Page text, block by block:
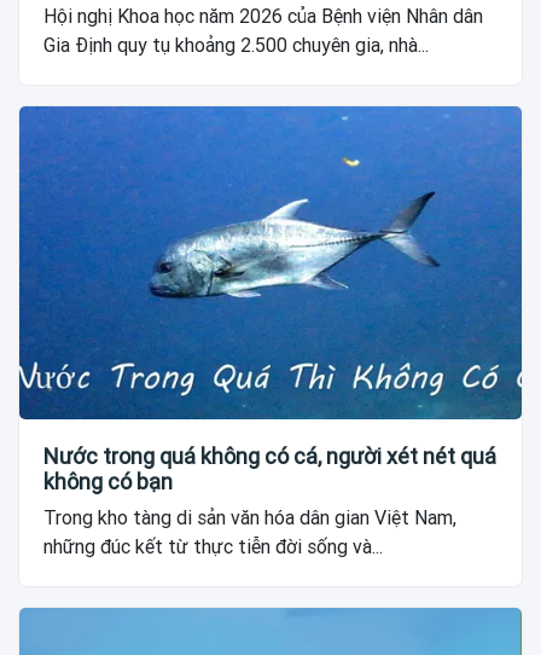
Hội nghị Khoa học năm 2026 của Bệnh viện Nhân dân
Gia Định quy tụ khoảng 2.500 chuyên gia, nhà...
Nước trong quá không có cá, người xét nét quá
không có bạn
Trong kho tàng di sản văn hóa dân gian Việt Nam,
những đúc kết từ thực tiễn đời sống và...